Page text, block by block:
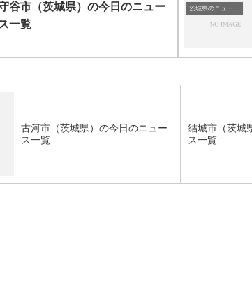
谷市（茨城県）の今日のニュー
ス一覧
茨城県のニュース一覧
古河市（茨城県）の今日のニュー
ス一覧
結城市（茨城
ス一覧